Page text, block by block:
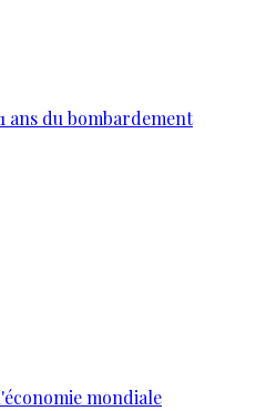
ans du bombardement
mondiale